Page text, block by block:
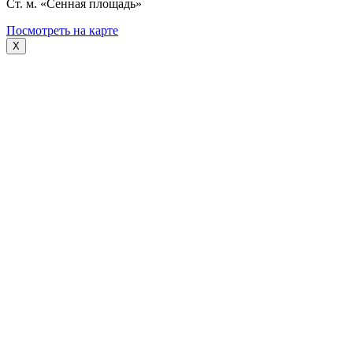
Ст. м. «Сенная площадь»
Посмотреть на карте
X